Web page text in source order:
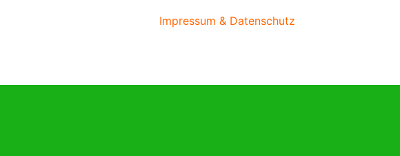
Impressum & Datenschutz